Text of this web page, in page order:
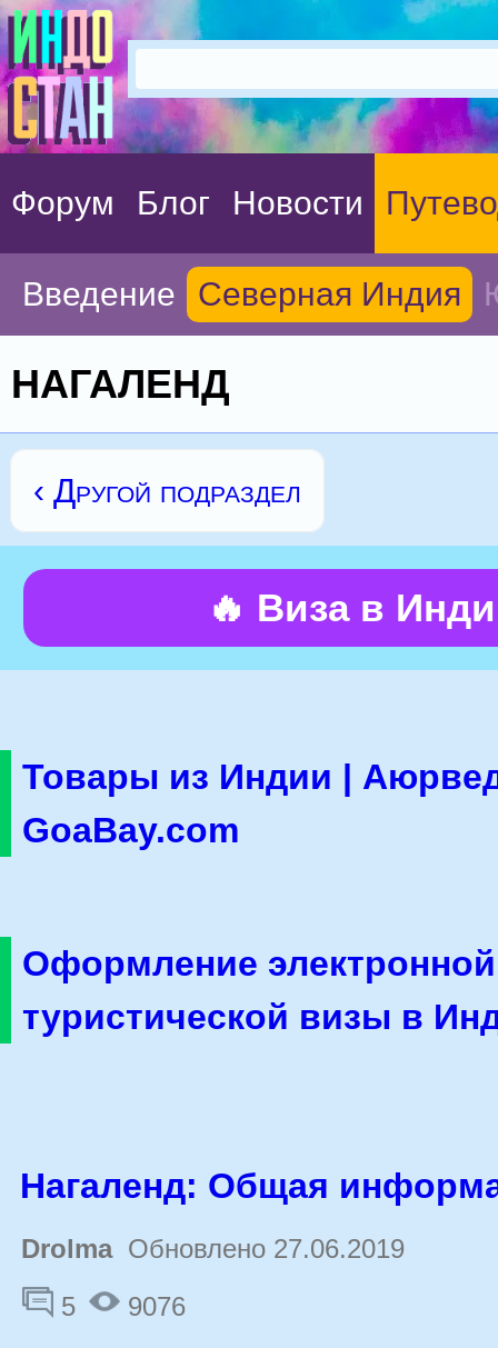
Форум Блог Новости
Введение Северная Индия
НАГАЛЕНД
‹ Другой подраздел
🔥 Виза в
Товары из Индии |
GoaBay.com
Оформление электронной
туристической визы в
Нагаленд: Общая
Drolma Обновлено 27.06.2019
5
9076